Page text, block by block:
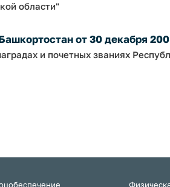
области"
от 30 декабря
и почетных званиях